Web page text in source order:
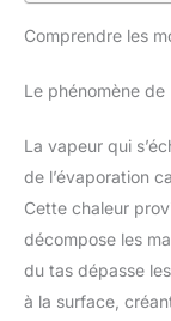
Comprendre les
Le phénomène de
La vapeur qui
de l’évaporation
Cette chaleur
décompose les
du tas dépasse
à la surface,